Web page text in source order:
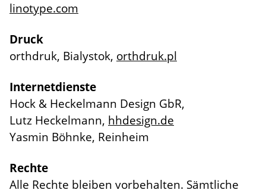
linotype.com
Druck
orthdruk, Bialystok, orthdruk.pl
Internetdienste
Hock & Heckelmann Design GbR,
Lutz Heckelmann, hhdesign.de
Yasmin Böhnke, Reinheim
Rechte
Alle Rechte bleiben vorbehalten. Sämtliche